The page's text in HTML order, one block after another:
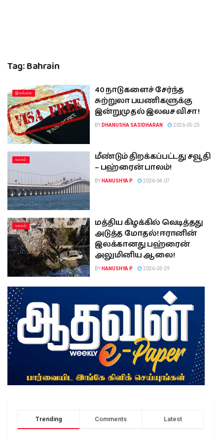
Tag:Bahrain
இலங்கை
40 நாடுகளைச் சேர்ந்த
சுற்றுலா பயணிகளுக்கு
இன்றுமுதல் இலவச விசா !
BY DHANUSHA SASIDHARAN 2026-05-25
உலகம்
மீண்டும் திறக்கப்பட்டது சவூதி
– பஹ்ரைன் பாலம்!
BY HANUSHYA P 2026-04-07
உலகம்
மத்திய கிழக்கில் வெடித்தது
அடுத்த மோதல்! ஈரானின்
இலக்கானது பஹ்ரைன்
அலுமினிய ஆலை!
BY HANUSHYA P 2026-03-29
Trending Comments Latest